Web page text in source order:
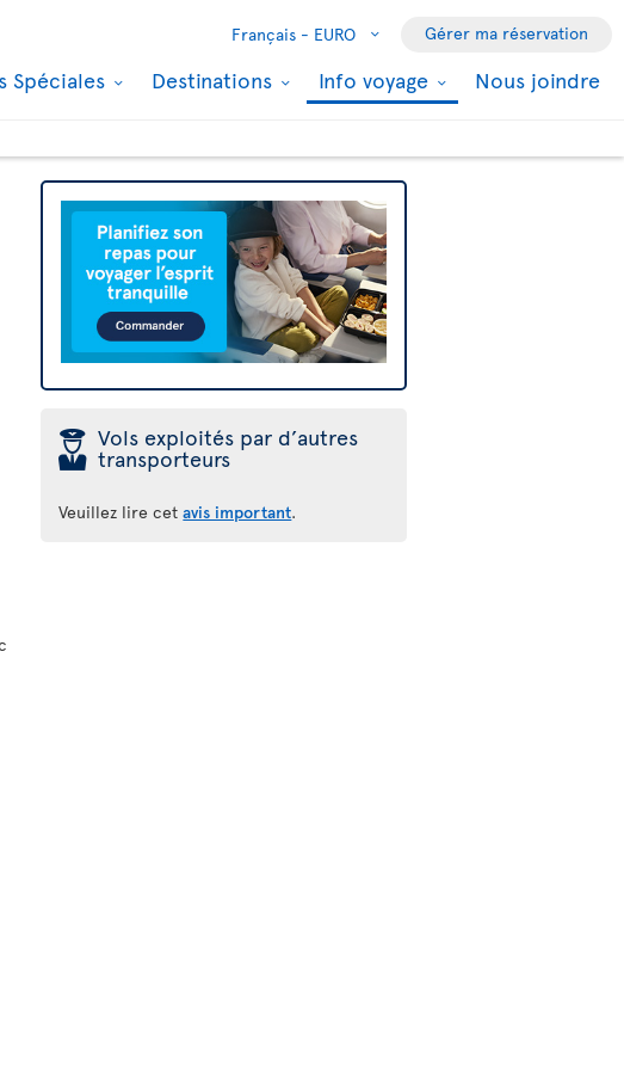
Français - EURO Gérer ma réservation
Spéciales Destinations Info voyage Nous joindre
þ Vols exploités par d’autres
transporteurs
Veuillez lire cetavis important.